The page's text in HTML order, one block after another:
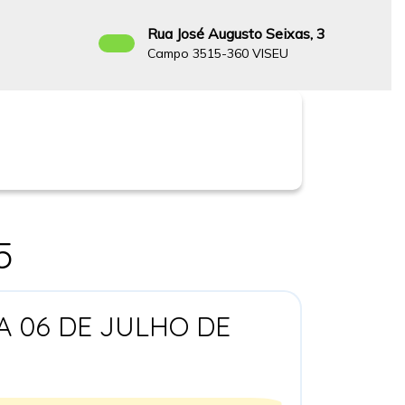
Rua José Augusto Seixas, 3
Campo 3515-360 VISEU
06 DE JULHO DE